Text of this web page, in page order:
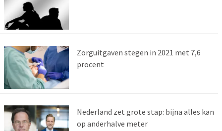
Zorguitgaven stegen in 2021 met 7,6
procent
Nederland zet grote stap: bijna alles kan
op anderhalve meter